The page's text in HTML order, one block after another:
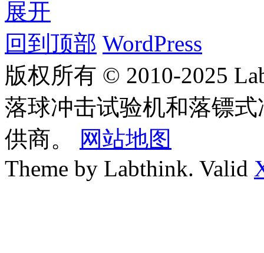
展开
回到顶部 WordPress
版权所有 © 2010-2025
落球冲击试验机和落镖
供商。
网站地图
Theme by Labthink. Valid